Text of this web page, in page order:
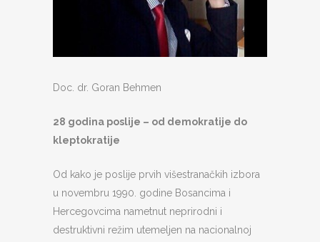
Doc. dr. Goran Behmen
28 godina poslije – od demokratije do
kleptokratije
Od kako je poslije prvih višestranačkih izbora
u novembru 1990. godine Bosancima i
Hercegovcima nametnut neprirodni i
destruktivni režim utemeljen na nacionalnoj